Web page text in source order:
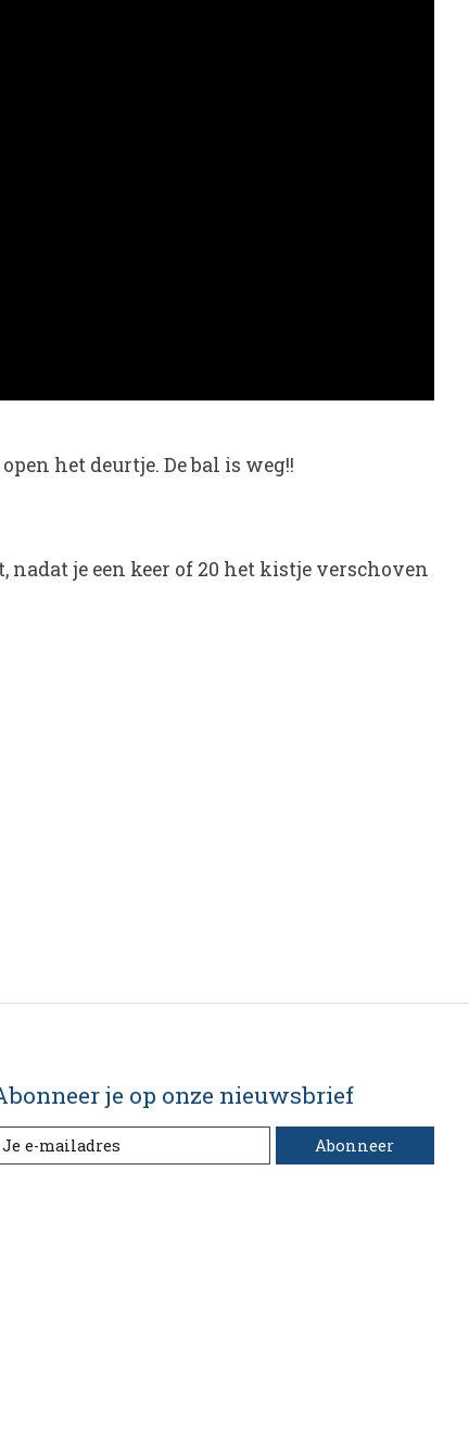
het deurtje. De bal is weg!!
je een keer of 20 het kistje verschoven
je op onze nieuwsbrief
Abonneer